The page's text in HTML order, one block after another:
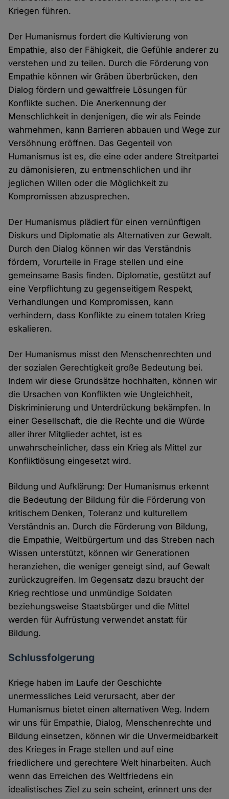
Kriegen führen.
Der Humanismus fordert die Kultivierung von
Empathie, also der Fähigkeit, die Gefühle anderer zu
verstehen und zu teilen. Durch die Förderung von
Empathie können wir Gräben überbrücken, den
Dialog fördern und gewaltfreie Lösungen für
Konflikte suchen. Die Anerkennung der
Menschlichkeit in denjenigen, die wir als Feinde
wahrnehmen, kann Barrieren abbauen und Wege zur
Versöhnung eröffnen. Das Gegenteil von
Humanismus ist es, die eine oder andere Streitpartei
zu dämonisieren, zu entmenschlichen und ihr
jeglichen Willen oder die Möglichkeit zu
Kompromissen abzusprechen.
Der Humanismus plädiert für einen vernünftigen
Diskurs und Diplomatie als Alternativen zur Gewalt.
Durch den Dialog können wir das Verständnis
fördern, Vorurteile in Frage stellen und eine
gemeinsame Basis finden. Diplomatie, gestützt auf
eine Verpflichtung zu gegenseitigem Respekt,
Verhandlungen und Kompromissen, kann
verhindern, dass Konflikte zu einem totalen Krieg
eskalieren.
Der Humanismus misst den Menschenrechten und
der sozialen Gerechtigkeit große Bedeutung bei.
Indem wir diese Grundsätze hochhalten, können wir
die Ursachen von Konflikten wie Ungleichheit,
Diskriminierung und Unterdrückung bekämpfen. In
einer Gesellschaft, die die Rechte und die Würde
aller ihrer Mitglieder achtet, ist es
unwahrscheinlicher, dass ein Krieg als Mittel zur
Konfliktlösung eingesetzt wird.
Bildung und Aufklärung: Der Humanismus erkennt
die Bedeutung der Bildung für die Förderung von
kritischem Denken, Toleranz und kulturellem
Verständnis an. Durch die Förderung von Bildung,
die Empathie, Weltbürgertum und das Streben nach
Wissen unterstützt, können wir Generationen
heranziehen, die weniger geneigt sind, auf Gewalt
zurückzugreifen. Im Gegensatz dazu braucht der
Krieg rechtlose und unmündige Soldaten
beziehungsweise Staatsbürger und die Mittel
werden für Aufrüstung verwendet anstatt für
Bildung.
Schlussfolgerung
Kriege haben im Laufe der Geschichte
unermessliches Leid verursacht, aber der
Humanismus bietet einen alternativen Weg. Indem
wir uns für Empathie, Dialog, Menschenrechte und
Bildung einsetzen, können wir die Unvermeidbarkeit
des Krieges in Frage stellen und auf eine
friedlichere und gerechtere Welt hinarbeiten. Auch
wenn das Erreichen des Weltfriedens ein
idealistisches Ziel zu sein scheint, erinnert uns der